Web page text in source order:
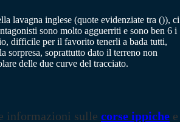
lavagna inglese (quote evidenziate tra ()), ci
sono molto agguerriti e sono ben 6 i
difficile per il favorito tenerli a bada tutti,
sorpresa, soprattutto dato il terreno non
delle due curve del tracciato.
informazioni sulle corse ippiche e